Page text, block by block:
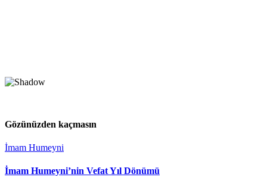
Gözünüzden kaçmasın
İmam Humeyni
İmam Humeyni’nin Vefat Yıl Dönümü